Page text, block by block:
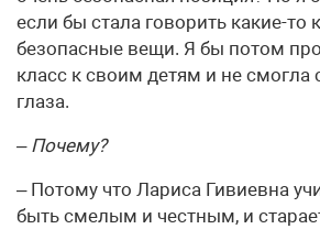
если бы стала говорить какие-
безопасные вещи. Я бы потом
класс к своим детям и не смогла
глаза.
– Почему?
– Потому что Лариса Гивиевна
быть смелым и честным, и